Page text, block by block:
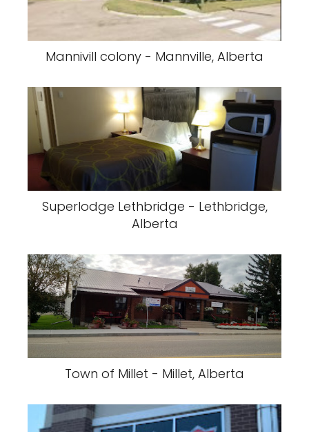
Mannivill colony - Mannville, Alberta
Superlodge Lethbridge - Lethbridge,
Alberta
Town of Millet - Millet, Alberta